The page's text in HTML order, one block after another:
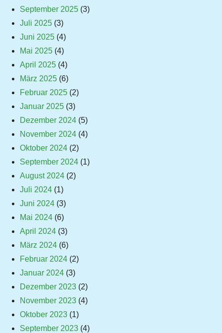
September 2025 (3)
Juli 2025 (3)
Juni 2025 (4)
Mai 2025 (4)
April 2025 (4)
März 2025 (6)
Februar 2025 (2)
Januar 2025 (3)
Dezember 2024 (5)
November 2024 (4)
Oktober 2024 (2)
September 2024 (1)
August 2024 (2)
Juli 2024 (1)
Juni 2024 (3)
Mai 2024 (6)
April 2024 (3)
März 2024 (6)
Februar 2024 (2)
Januar 2024 (3)
Dezember 2023 (2)
November 2023 (4)
Oktober 2023 (1)
September 2023 (4)